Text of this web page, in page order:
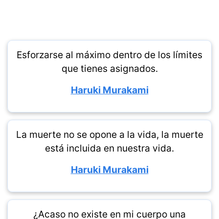
Esforzarse al máximo dentro de los límites
que tienes asignados.
Haruki Murakami
La muerte no se opone a la vida, la muerte
está incluida en nuestra vida.
Haruki Murakami
¿Acaso no existe en mi cuerpo una